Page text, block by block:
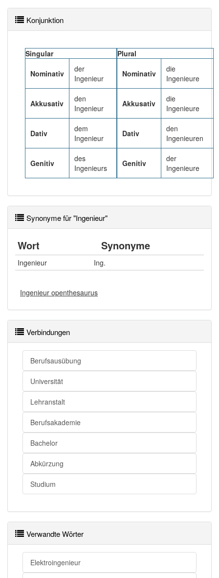
84% unserer Spielapp-Nutzer haben den Artikel
Konjunktion
Singular
Nominativ
der
Ingenieur
Akkusativ
den
Ingenieur
Dativ
dem
Ingenieur
Genitiv
des
Ingenieurs
Plural
Nominativ
die
Ingenieure
Akkusativ
die
Ingenieure
Dativ
den
Ingenieuren
Genitiv
der
Ingenieure
Synonyme für "Ingenieur"
Wort Synonyme
Ingenieur Ing.
Ingenieur openthesaurus
Verbindungen
Berufsausübung
Universität
Lehranstalt
Berufsakademie
Bachelor
Abkürzung
Studium
Verwandte Wörter
Elektroingenieur